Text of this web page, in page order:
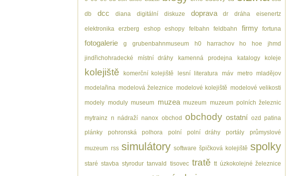
db dcc diana digitální diskuze doprava dr dráha eisenertz
elektronika erzberg eshop eshopy felbahn feldbahn firmy fortuna
fotogalerie g grubenbahnmuseum h0 harrachov ho hoe jhmd
jindřichohradecké místní dráhy kamenná prodejna katalogy koleje
kolejiště komerční kolejiště lesní literatura máv metro mladějov
modelařina modelová železnice modelové kolejiště modelové velikosti
modely moduly museum muzea muzeum muzeum polních železnic
mytrainz n nádraží nanox obchod obchody ostatní ozd patina
plánky pohronská polhora polní polní dráhy portály průmyslové
muzeum rss simulátory software špičková kolejiště spolky
staré stavba styrodur tanvald tisovec tratě tt úzkokolejné železnice